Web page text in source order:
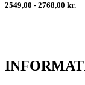
2549,00 - 2768,00 kr.